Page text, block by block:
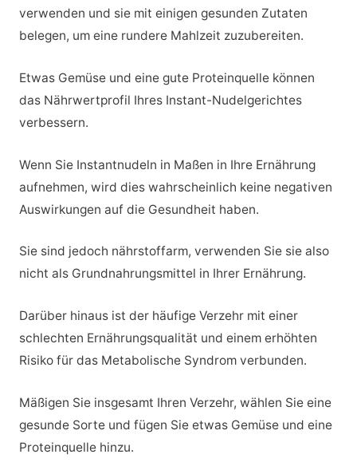
verwenden und sie mit einigen gesunden Zutaten
belegen, um eine rundere Mahlzeit zuzubereiten.
Etwas Gemüse und eine gute Proteinquelle können
das Nährwertprofil Ihres Instant-Nudelgerichtes
verbessern.
Wenn Sie Instantnudeln in Maßen in Ihre Ernährung
aufnehmen, wird dies wahrscheinlich keine negativen
Auswirkungen auf die Gesundheit haben.
Sie sind jedoch nährstoffarm, verwenden Sie sie also
nicht als Grundnahrungsmittel in Ihrer Ernährung.
Darüber hinaus ist der häufige Verzehr mit einer
schlechten Ernährungsqualität und einem erhöhten
Risiko für das Metabolische Syndrom verbunden.
Mäßigen Sie insgesamt Ihren Verzehr, wählen Sie eine
gesunde Sorte und fügen Sie etwas Gemüse und eine
Proteinquelle hinzu.